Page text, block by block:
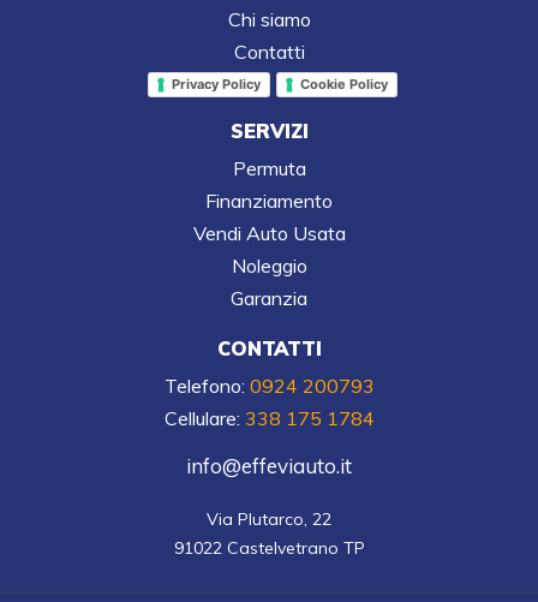
Chi siamo
Contatti
Privacy Policy Cookie Policy
SERVIZI
Permuta
Finanziamento
Vendi Auto Usata
Noleggio
Garanzia
CONTATTI
Telefono: 0924 200793
Cellulare: 338 175 1784
info@effeviauto.it
Via Plutarco, 22
91022 Castelvetrano TP